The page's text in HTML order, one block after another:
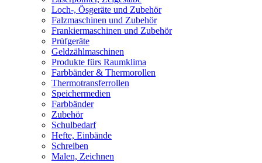
Loch-, Ösgeräte und Zubehör
Falzmaschinen und Zubehör
Frankiermaschinen und Zubehör
Prüfgeräte
Geldzählmaschinen
Produkte fürs Raumklima
Farbbänder & Thermorollen
Thermotransferrollen
Speichermedien
Farbbänder
Zubehör
Schulbedarf
Hefte, Einbände
Schreiben
Malen, Zeichnen